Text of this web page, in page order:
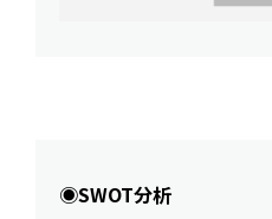
◉SWOT分析